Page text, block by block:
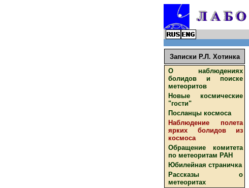
Записки Р.Л. Хотинка
О наблюдениях
болидов и поиске
метеоритов
Новые космические
"гости"
Посланцы космоса
Наблюдение полета
ярких болидов из
космоса
Обращение комитета
по метеоритам РАН
Юбилейная страничка
Рассказы о
метеоритах